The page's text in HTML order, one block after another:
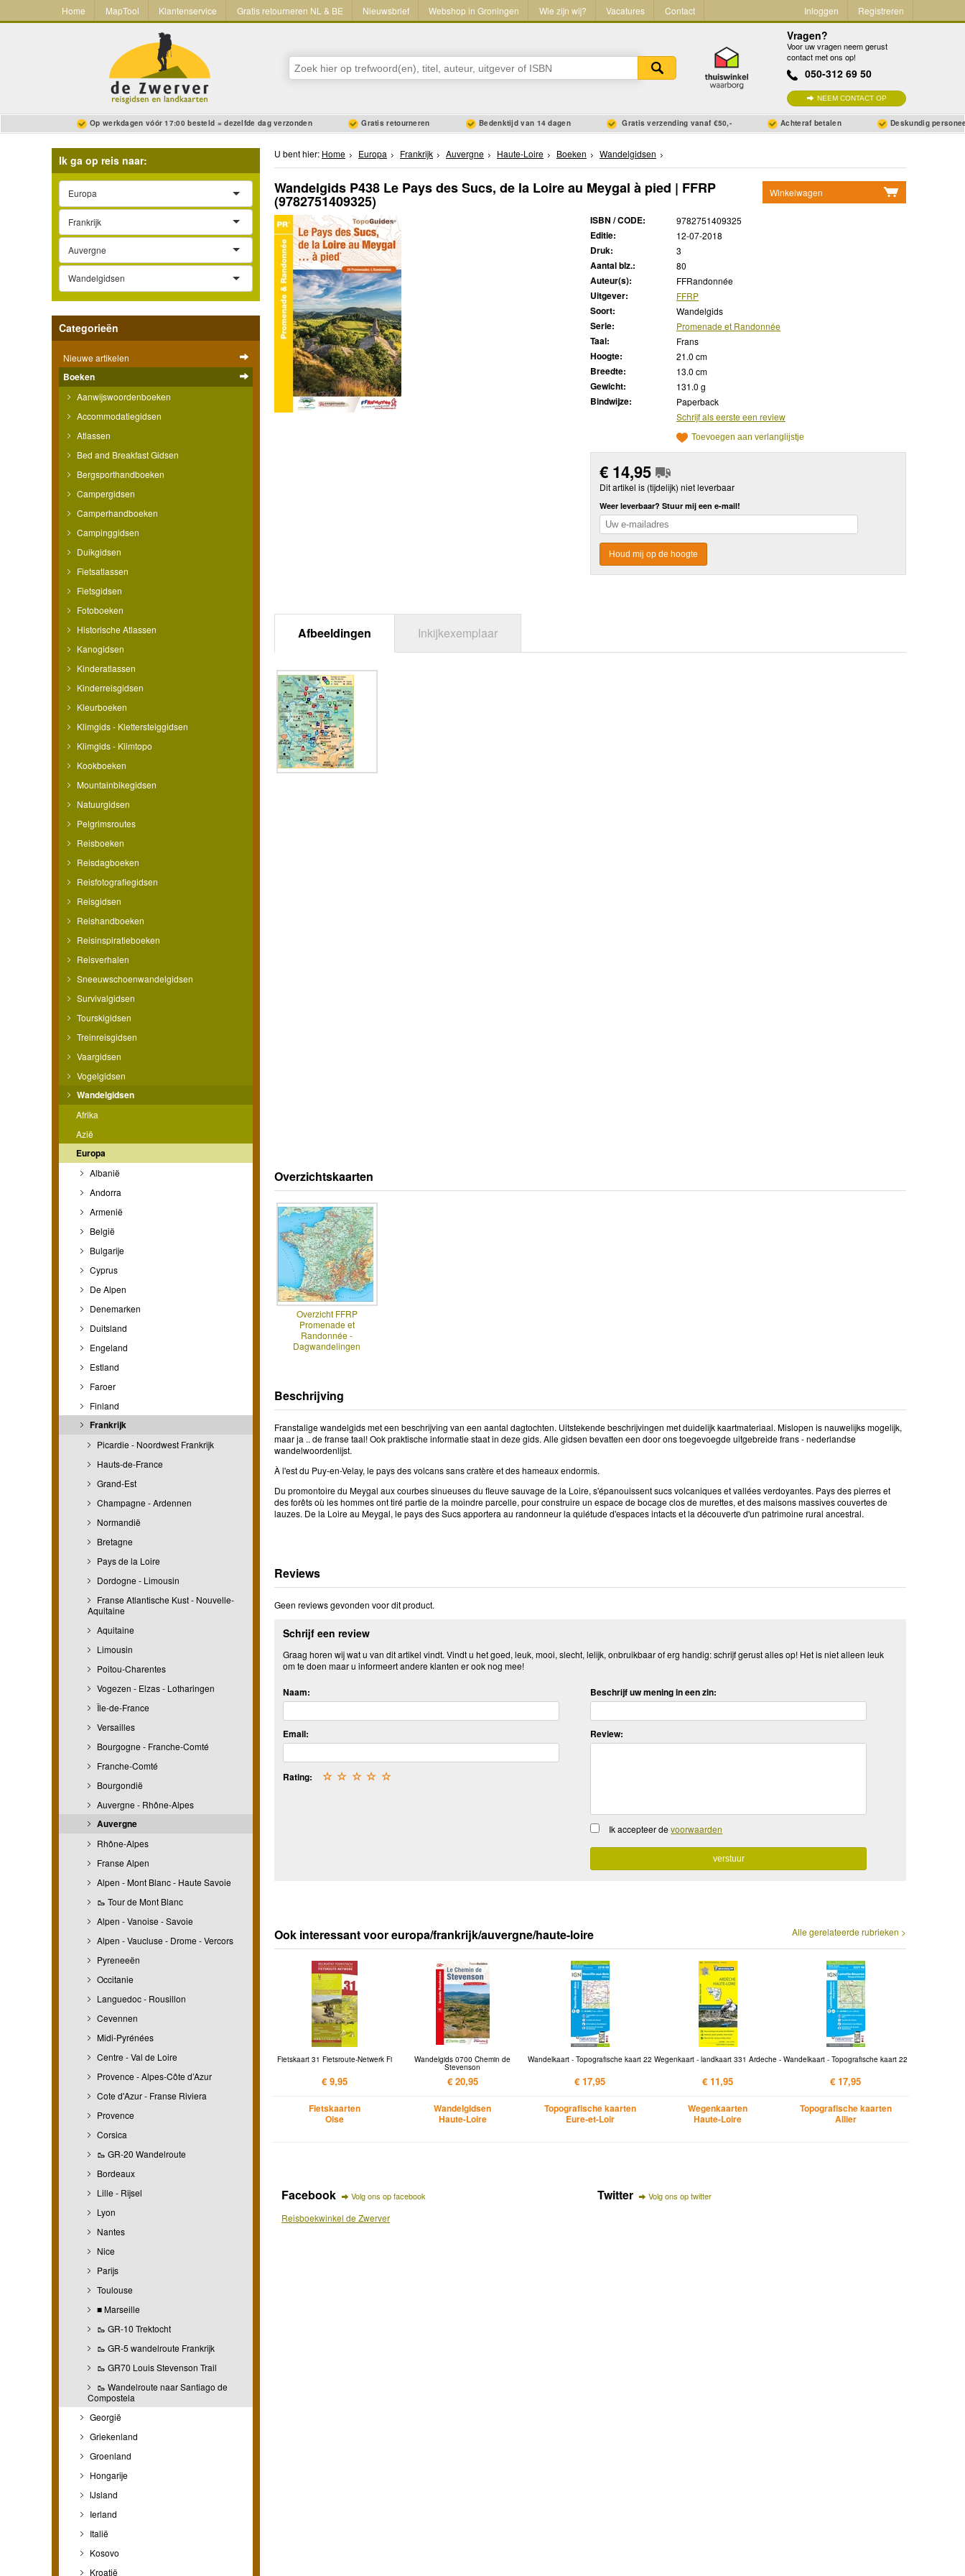
Home MapTool Klantenservice Gratis retourneren NL & BE Nieuwsbrief Webshop in Groningen Wie zijn wij? Vacatures Contact Inloggen Registreren
Vragen?
Voor uw vragen neem gerust
contact met ons op!
050-312 69 50
NEEM CONTACT OP
Op werkdagen vóór 17:00 besteld = dezelfde dag verzonden Gratis retourneren Bedenktijd van 14 dagen Gratis verzending vanaf €50,- Achteraf betalen Deskundig
Ik ga op reis naar:
Europa
Frankrijk
Auvergne
Wandelgidsen
Categorieën
Nieuwe artikelen
Boeken
Aanwijswoordenboeken
Accommodatiegidsen
Atlassen
Bed and Breakfast Gidsen
Bergsporthandboeken
Campergidsen
Camperhandboeken
Campinggidsen
Duikgidsen
Fietsatlassen
Fietsgidsen
Fotoboeken
Historische Atlassen
Kanogidsen
Kinderatlassen
Kinderreisgidsen
Kleurboeken
Klimgids - Klettersteiggidsen
Klimgids - Klimtopo
Kookboeken
Mountainbikegidsen
Natuurgidsen
Pelgrimsroutes
Reisboeken
Reisdagboeken
Reisfotografiegidsen
Reisgidsen
Reishandboeken
Reisinspiratieboeken
Reisverhalen
Sneeuwschoenwandelgidsen
Survivalgidsen
Tourskigidsen
Treinreisgidsen
Vaargidsen
Vogelgidsen
Wandelgidsen
Afrika
Azië
Europa
Albanië
Andorra
Armenië
België
Bulgarije
Cyprus
De Alpen
Denemarken
Duitsland
Engeland
Estland
Faroer
Finland
Frankrijk
Picardie - Noordwest Frankrijk
Hauts-de-France
Grand-Est
Champagne - Ardennen
Normandië
Bretagne
Pays de la Loire
Dordogne - Limousin
Franse Atlantische Kust - Nouvelle-
Aquitaine
Aquitaine
Limousin
Poitou-Charentes
Vogezen - Elzas - Lotharingen
Île-de-France
Versailles
Bourgogne - Franche-Comté
Franche-Comté
Bourgondië
Auvergne - Rhône-Alpes
Auvergne
Rhône-Alpes
Franse Alpen
Alpen - Mont Blanc - Haute Savoie
🥾 Tour de Mont Blanc
Alpen - Vanoise - Savoie
Alpen - Vaucluse - Drome - Vercors
Pyreneeën
Occitanie
Languedoc - Rousillon
Cevennen
Midi-Pyrénées
Centre - Val de Loire
Provence - Alpes-Côte d’Azur
Cote d'Azur - Franse Riviera
Provence
Corsica
🥾 GR-20 Wandelroute
Bordeaux
Lille - Rijsel
Lyon
Nantes
Nice
Parijs
Toulouse
■ Marseille
🥾 GR-10 Trektocht
🥾 GR-5 wandelroute Frankrijk
🥾 GR70 Louis Stevenson Trail
🥾 Wandelroute naar Santiago de
Compostela
Georgië
Griekenland
Groenland
Hongarije
IJsland
Ierland
Italië
Kosovo
Kroatië
U bent hier: Home Europa Frankrijk Auvergne Haute-Loire Boeken Wandelgidsen
Winkelwagen
Wandelgids P438 Le Pays des Sucs, de la Loire au Meygal à pied | FFRP
(9782751409325)
ISBN / CODE: 9782751409325
Editie: 12-07-2018
Druk: 3
Aantal blz.: 80
Auteur(s): FFRandonnée
Uitgever: FFRP
Soort: Wandelgids
Serie: Promenade et Randonnée
Taal: Frans
Hoogte: 21.0 cm
Breedte: 13.0 cm
Gewicht: 131.0 g
Bindwijze:
Paperback
Schrijf als eerste een review
Toevoegen aan verlanglijstje
€ 14,95
Dit artikel is (tijdelijk) niet leverbaar
Weer leverbaar? Stuur mij een e-mail!
Houd mij op de hoogte
Afbeeldingen Inkijkexemplaar
Overzichtskaarten
Overzicht FFRP
Promenade et
Randonnée -
Dagwandelingen
Beschrijving
Franstalige wandelgids met een beschrijving van een aantal dagtochten. Uitstekende beschrijvingen met duidelijk kaartmateriaal. Mislopen is nauwelijks mogelijk,
maar ja .. de franse taal! Ook praktische informatie staat in deze gids. Alle gidsen bevatten een door ons toegevoegde uitgebreide frans - nederlandse
wandelwoordenlijst.
À l'est du Puy-en-Velay, le pays des volcans sans cratère et des hameaux endormis.
Du promontoire du Meygal aux courbes sinueuses du fleuve sauvage de la Loire, s'épanouissent sucs volcaniques et vallées verdoyantes. Pays des pierres et
des forêts où les hommes ont tiré partie de la moindre parcelle, pour construire un espace de bocage clos de murettes, et des maisons massives couvertes de
lauzes. De la Loire au Meygal, le pays des Sucs apportera au randonneur la quiétude d'espaces intacts et la découverte d'un patrimoine rural ancestral.
Reviews
Geen reviews gevonden voor dit product.
Schrijf een review
Graag horen wij wat u van dit artikel vindt. Vindt u het goed, leuk, mooi, slecht, lelijk, onbruikbaar of erg handig: schrijf gerust alles op! Het is niet alleen leuk
om te doen maar u informeert andere klanten er ook nog mee!
Naam:
Email:
Rating: ☆
☆
☆
☆
☆
Beschrijf uw mening in een zin:
Review:
Ik accepteer devoorwaarden
Alle gerelateerde rubrieken >
Ook interessant voor europa/frankrijk/auvergne/haute-loire
Fietskaart 31 Fietsroute-Netwerk Fi
€ 9,95
Fietskaarten
Oise
Wandelgids 0700 Chemin de
Stevenson
€ 20,95
Wandelgidsen
Haute-Loire
Wandelkaart - Topografische kaart 22
€ 17,95
Topografische kaarten
Eure-et-Loir
Wegenkaart - landkaart 331 Ardeche -
€ 11,95
Wegenkaarten
Haute-Loire
Wandelkaart - Topografische kaart 22
€ 17,95
Topografische kaarten
Allier
Facebook Volg ons op facebook
Reisboekwinkel de Zwerver
Twitter Volg ons op twitter